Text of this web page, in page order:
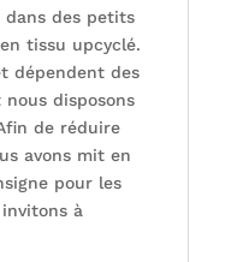
dans des petits
tissu upcyclé.
dépendent des
disposons
de réduire
avons mit en
pour les
à